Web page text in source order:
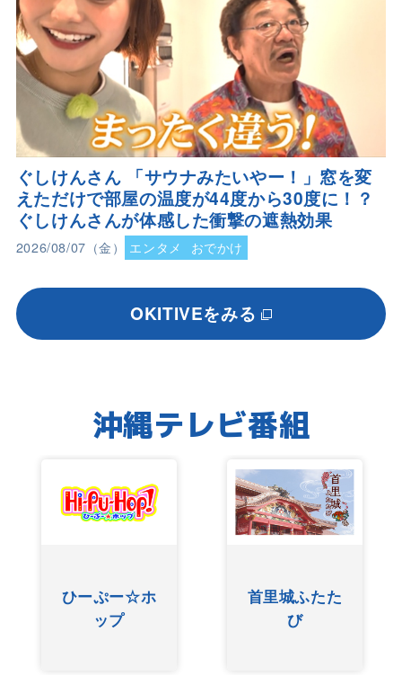
ぐしけんさん 「サウナみたいやー！」窓を変
えただけで部屋の温度が44度から30度に！？
ぐしけんさんが体感した衝撃の遮熱効果
2026/08/07（金） エンタメ おでかけ
OKITIVEをみる
沖縄テレビ番組
首里城ふたた
び
ぐしけんさん